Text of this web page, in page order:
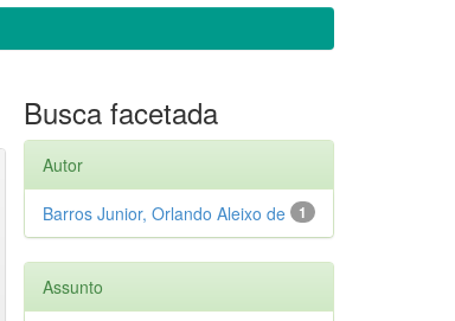
Busca facetada
Autor
1
Barros Junior, Orlando Aleixo de
Assunto